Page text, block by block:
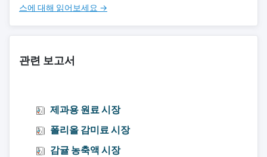
스에 대해 읽어보세요 →
관련 보고서
제과용 원료 시장
폴리올 감미료 시장
감귤 농축액 시장